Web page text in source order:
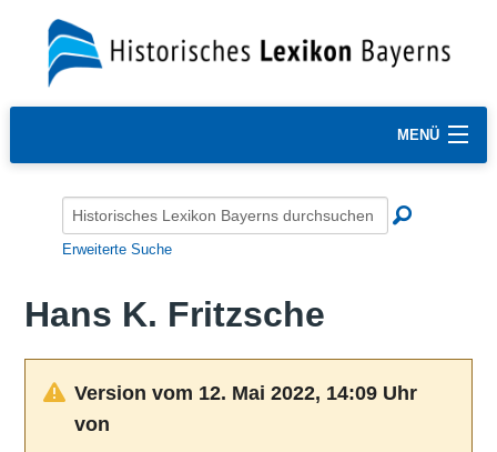
MENÜ
Erweiterte Suche
Hans K. Fritzsche
Version vom 12. Mai 2022, 14:09 Uhr
von